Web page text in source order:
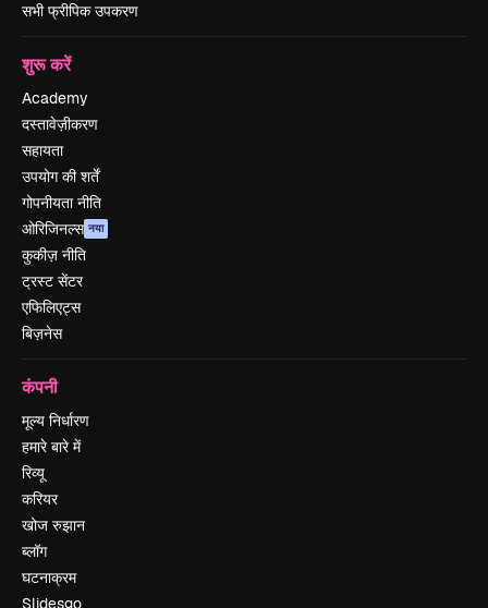
सभी फ्रीपिक उपकरण
शुरू करें
Academy
दस्तावेज़ीकरण
सहायता
उपयोग की शर्तें
गोपनीयता नीति
ओरिजिनल्स नया
कुकीज़ नीति
ट्रस्ट सेंटर
एफिलिएट्स
बिज़नेस
कंपनी
मूल्य निर्धारण
हमारे बारे में
रिव्यू
करियर
खोज रुझान
ब्लॉग
घटनाक्रम
Slidesgo